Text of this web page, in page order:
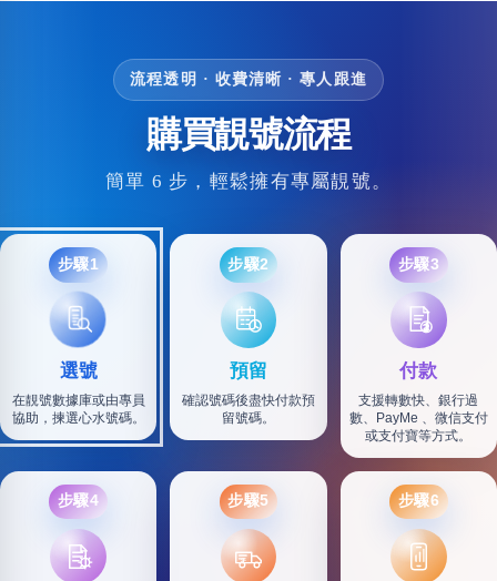
流程透明 · 收費清晰 · 專人跟進
購買靚號流程
簡單 6 步，輕鬆擁有專屬靚號。
步驟1
選號
在靚號數據庫或由專員
協助，揀選心水號碼。
步驟2
預留
確認號碼後盡快付款預
留號碼。
步驟3
付款
支援轉數快、銀行過
數、PayMe 、微信支付
或支付寶等方式。
步驟4 步驟5
SF
步驟6